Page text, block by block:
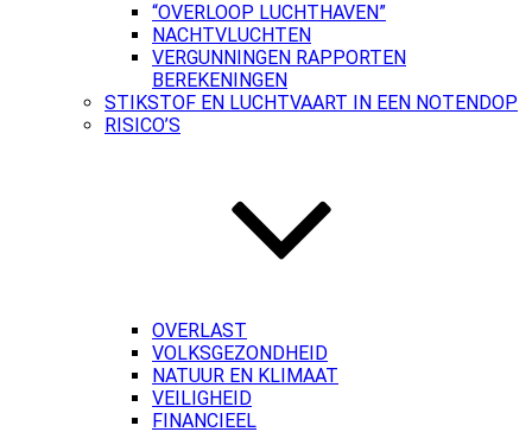
“OVERLOOP LUCHTHAVEN”
NACHTVLUCHTEN
VERGUNNINGEN RAPPORTEN
BEREKENINGEN
STIKSTOF EN LUCHTVAART IN EEN NOTENDOP
RISICO’S
OVERLAST
VOLKSGEZONDHEID
NATUUR EN KLIMAAT
VEILIGHEID
FINANCIEEL